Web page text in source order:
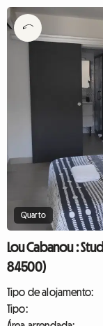
Quarto
Lou Cabanou :
84500)
Tipo de alojamento:
Tipo: